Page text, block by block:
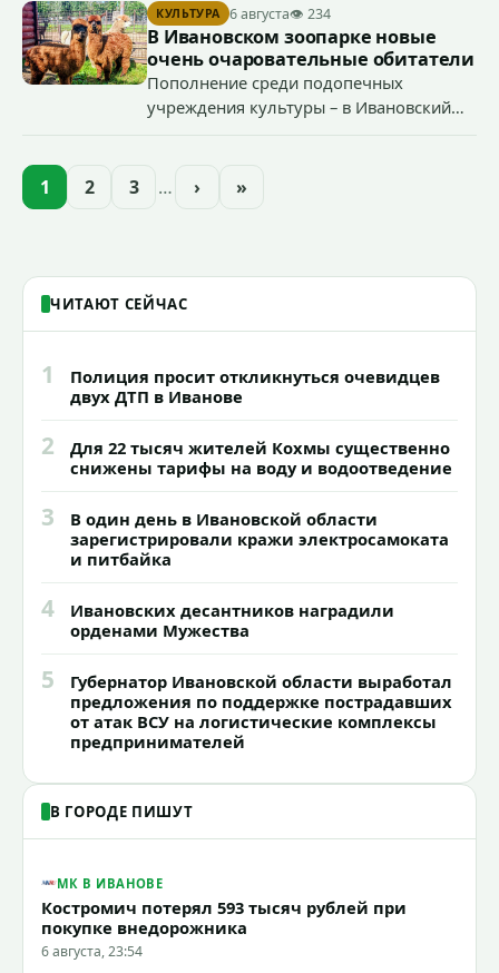
началу работы в городе областного предприятия
«Водоканал.
КУЛЬТУРА 6 августа👁 234
В Ивановском зоопарке новые
очень очаровательные обитатели
Пополнение среди подопечных
учреждения культуры – в Ивановский
областей (самцу - 6 месяцев, самочке —
1 2 3 … › »
ЧИТАЮТ СЕЙЧАС
1
Полиция просит откликнуться очевидцев
двух ДТП в Иванове
2
Для 22 тысяч жителей Кохмы существенно
снижены тарифы на воду и водоотведение
3
В один день в Ивановской области
зарегистрировали кражи электросамоката
и питбайка
4
Ивановских десантников наградили
орденами Мужества
5
Губернатор Ивановской области выработал
предложения по поддержке пострадавших
от атак ВСУ на логистические комплексы
предпринимателей
В ГОРОДЕ ПИШУТ
МК В ИВАНОВЕ
Костромич потерял 593 тысяч рублей при
покупке внедорожника
6 августа, 23:54